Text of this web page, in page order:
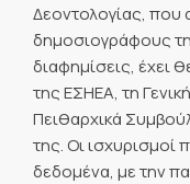
Δεοντολογίας, που
δημοσιογράφους
διαφημίσεις, έχει
της ΕΣΗΕΑ, τη
Πειθαρχικά
της. Οι ισχυρισμοί
δεδομένα, με την